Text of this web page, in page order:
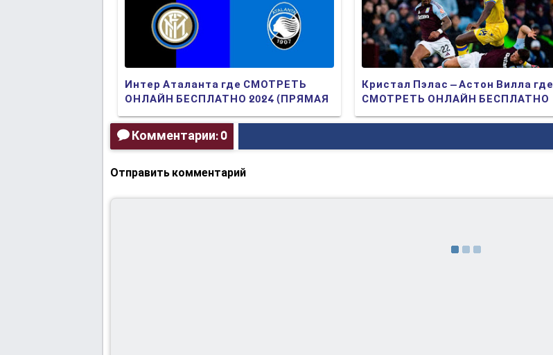
Кристал Пэлас – Астон Вилла где
СМОТРЕТЬ ОНЛАЙН БЕСПЛАТНО
2025 (ПРЯМАЯ ТРАНСЛЯЦИЯ)
Интер Аталанта где СМОТРЕТЬ
ОНЛАЙН БЕСПЛАТНО 2024 (ПРЯМАЯ
ТРАНСЛЯЦИЯ)
Комментарии: 0
Отправить комментарий